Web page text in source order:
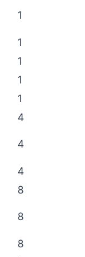
1
1
1
1
1
4
4
4
8
8
8